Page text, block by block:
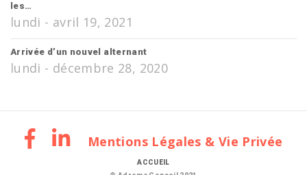
les…
lundi - avril 19, 2021
Arrivée d’un nouvel alternant
lundi - décembre 28, 2020
Mentions Légales & Vie Privée
ACCUEIL